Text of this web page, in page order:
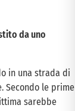
da uno
in una strada di
Secondo le prime
sarebbe